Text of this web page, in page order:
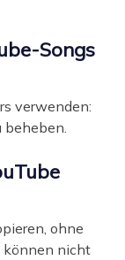
Songs
verwenden:
beheben.
ohne
können nicht